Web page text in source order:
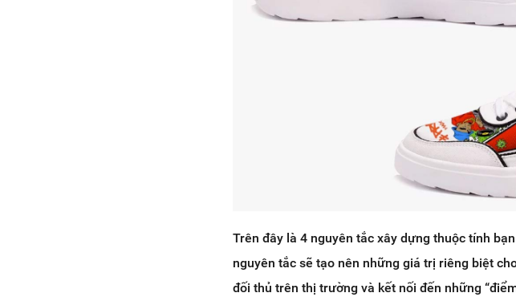
Trên đây là 4 nguyên tắc xây dựng thuộc tính
nguyên tắc sẽ tạo nên những giá trị riêng biệt
đối thủ trên thị trường và kết nối đến những